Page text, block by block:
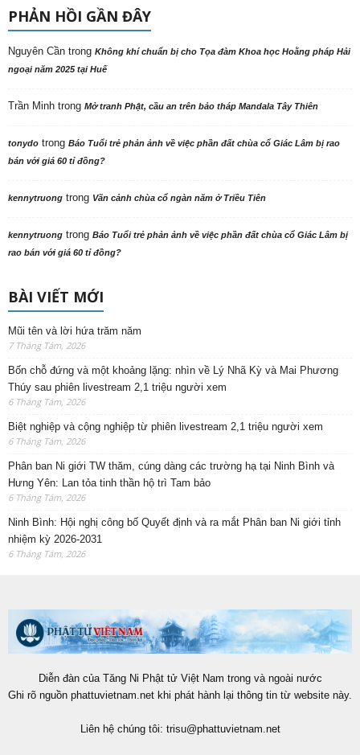
PHẢN HỒI GẦN ĐÂY
Nguyên Cần trong Không khí chuẩn bị cho Tọa đàm Khoa học Hoằng pháp Hải
ngoại năm 2025 tại Huế
Trần Minh trong Mở tranh Phật, cầu an trên bảo tháp Mandala Tây Thiên
tonydo trong Báo Tuổi trẻ phản ảnh về việc phần đất chùa cổ Giác Lâm bị rao
bán với giá 60 tỉ đồng?
kennytruong trong Vãn cảnh chùa cổ ngàn năm ở Triều Tiên
kennytruong trong Báo Tuổi trẻ phản ảnh về việc phần đất chùa cổ Giác Lâm bị
rao bán với giá 60 tỉ đồng?
BÀI VIẾT MỚI
Mũi tên và lời hứa trăm năm
7 Tháng Tám, 2026
Bốn chỗ đứng và một khoảng lặng: nhìn về Lý Nhã Kỳ và Mai Phương
Thúy sau phiên livestream 2,1 triệu người xem
6 Tháng Tám, 2026
Biệt nghiệp và cộng nghiệp từ phiên livestream 2,1 triệu người xem
6 Tháng Tám, 2026
Phân ban Ni giới TW thăm, cúng dàng các trường hạ tại Ninh Bình và
Hưng Yên: Lan tỏa tinh thần hộ trì Tam bảo
6 Tháng Tám, 2026
Ninh Bình: Hội nghị công bố Quyết định và ra mắt Phân ban Ni giới tỉnh
nhiệm kỳ 2026-2031
6 Tháng Tám, 2026
Diễn đàn của Tăng Ni Phật tử Việt Nam trong và ngoài nước
Ghi rõ nguồn phattuvietnam.net khi phát hành lại thông tin từ website này.
Liên hệ chúng tôi: trisu@phattuvietnam.net